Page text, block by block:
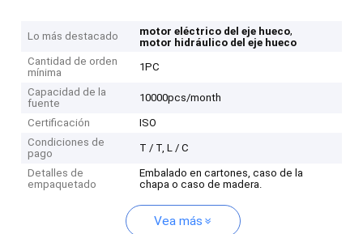
Lo más destacado motor eléctrico del eje hueco,
motor hidráulico del eje hueco
Cantidad de orden
mínima
1PC
Capacidad de la
fuente
10000pcs/month
Certificación
ISO
Condiciones de
pago
T / T, L / C
Detalles de
empaquetado
Embalado en cartones, caso de la
chapa o caso de madera.
Vea más